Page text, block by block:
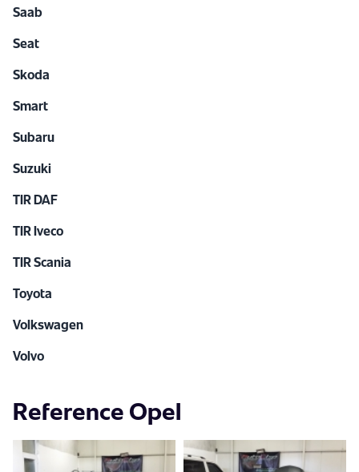
Saab
Seat
Skoda
Smart
Subaru
Suzuki
TIR DAF
TIR Iveco
TIR Scania
Toyota
Volkswagen
Volvo
Reference Opel